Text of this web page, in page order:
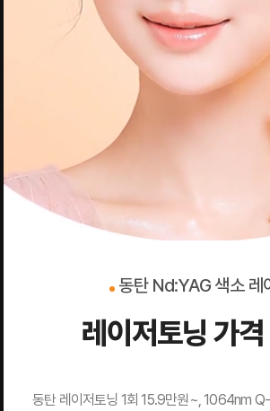
동탄 Nd:YAG 색소 레
레이저토닝 가
동탄 레이저토닝 1회 15.9만원~, 1064nm Q-